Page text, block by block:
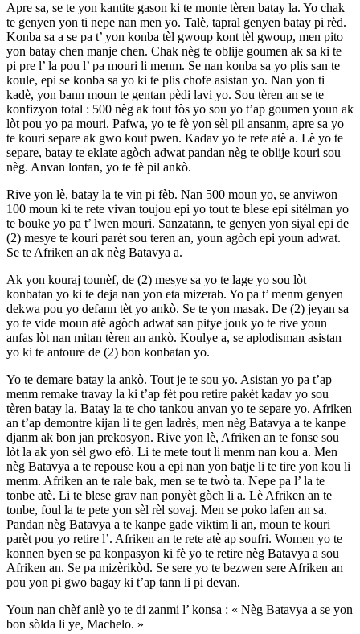
Apre sa, se te yon kantite gason ki te monte tèren batay la. Yo chak
te genyen yon ti nepe nan men yo. Talè, tapral genyen batay pi rèd.
Konba sa a se pa t’ yon konba tèl gwoup kont tèl gwoup, men pito
yon batay chen manje chen. Chak nèg te oblije goumen ak sa ki te
pi pre l’ la pou l’ pa mouri li menm. Se nan konba sa yo plis san te
koule, epi se konba sa yo ki te plis chofe asistan yo. Nan yon ti
kadè, yon bann moun te gentan pèdi lavi yo. Sou tèren an se te
konfizyon total : 500 nèg ak tout fòs yo sou yo t’ap goumen youn ak
lòt pou yo pa mouri. Pafwa, yo te fè yon sèl pil ansanm, apre sa yo
te kouri separe ak gwo kout pwen. Kadav yo te rete atè a. Lè yo te
separe, batay te eklate agòch adwat pandan nèg te oblije kouri sou
nèg. Anvan lontan, yo te fè pil ankò.
Rive yon lè, batay la te vin pi fèb. Nan 500 moun yo, se anviwon
100 moun ki te rete vivan toujou epi yo tout te blese epi sitèlman yo
te bouke yo pa t’ lwen mouri. Sanzatann, te genyen yon siyal epi de
(2) mesye te kouri parèt sou teren an, youn agòch epi youn adwat.
Se te Afriken an ak nèg Batavya a.
Ak yon kouraj tounèf, de (2) mesye sa yo te lage yo sou lòt
konbatan yo ki te deja nan yon eta mizerab. Yo pa t’ menm genyen
dekwa pou yo defann tèt yo ankò. Se te yon masak. De (2) jeyan sa
yo te vide moun atè agòch adwat san pitye jouk yo te rive youn
anfas lòt nan mitan tèren an ankò. Koulye a, se aplodisman asistan
yo ki te antoure de (2) bon konbatan yo.
Yo te demare batay la ankò. Tout je te sou yo. Asistan yo pa t’ap
menm remake travay la ki t’ap fèt pou retire pakèt kadav yo sou
tèren batay la. Batay la te cho tankou anvan yo te separe yo. Afriken
an t’ap demontre kijan li te gen ladrès, men nèg Batavya a te kanpe
djanm ak bon jan prekosyon. Rive yon lè, Afriken an te fonse sou
lòt la ak yon sèl gwo efò. Li te mete tout li menm nan kou a. Men
nèg Batavya a te repouse kou a epi nan yon batje li te tire yon kou li
menm. Afriken an te rale bak, men se te twò ta. Nepe pa l’ la te
tonbe atè. Li te blese grav nan ponyèt gòch li a. Lè Afriken an te
tonbe, foul la te pete yon sèl rèl sovaj. Men se poko lafen an sa.
Pandan nèg Batavya a te kanpe gade viktim li an, moun te kouri
parèt pou yo retire l’. Afriken an te rete atè ap soufri. Women yo te
konnen byen se pa konpasyon ki fè yo te retire nèg Batavya a sou
Afriken an. Se pa mizèrikòd. Se sere yo te bezwen sere Afriken an
pou yon pi gwo bagay ki t’ap tann li pi devan.
Youn nan chèf anlè yo te di zanmi l’ konsa : « Nèg Batavya a se yon
bon sòlda li ye, Machelo. »